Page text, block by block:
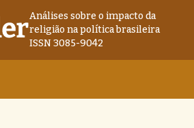
Análises sobre o impacto da
religião na política brasileira
ISSN 3085-9042